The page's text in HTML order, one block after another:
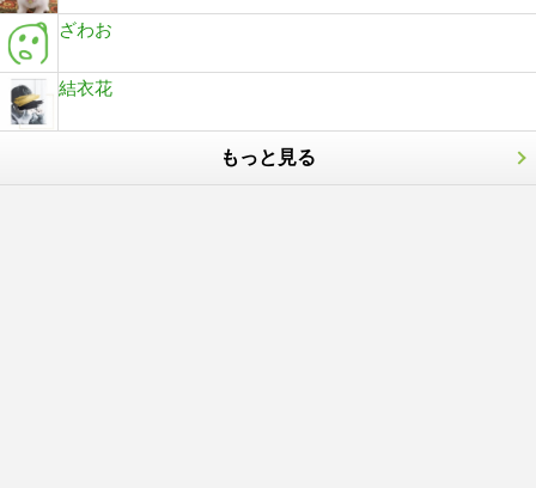
ざわお
結衣花
もっと見る